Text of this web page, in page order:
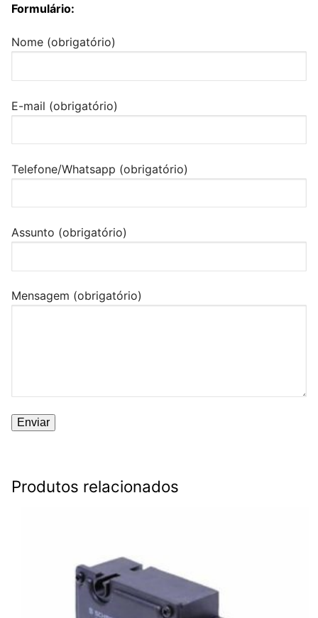
Formulário:
Nome (obrigatório)
E-mail (obrigatório)
Telefone/Whatsapp (obrigatório)
Assunto (obrigatório)
Mensagem (obrigatório)
Produtos relacionados